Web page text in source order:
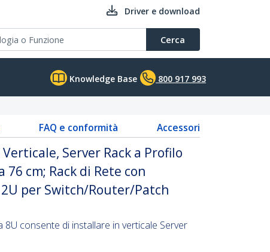
Driver e download
Cerca
Knowledge Base 800 917 993
FAQ e conformità Accessori
Server Rack a Profilo
76 cm; Rack di Rete con
per Switch/Router/Patch
8U consente di installare in verticale Server